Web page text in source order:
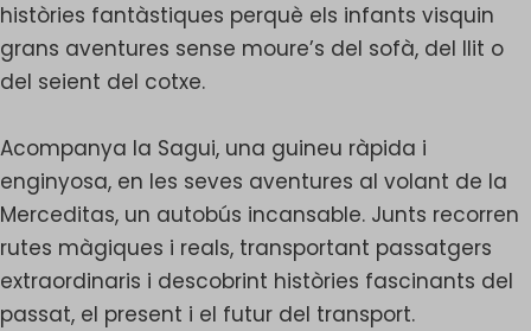
històries fantàstiques perquè els infants visquin
grans aventures sense moure’s del sofà, del llit o
del seient del cotxe.
Acompanya la Sagui, una guineu ràpida i
enginyosa, en les seves aventures al volant de la
Merceditas, un autobús incansable. Junts recorren
rutes màgiques i reals, transportant passatgers
extraordinaris i descobrint històries fascinants del
passat, el present i el futur del transport.